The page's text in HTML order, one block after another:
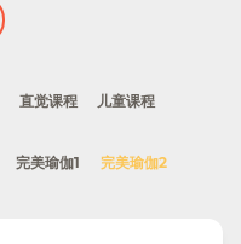
直觉课程 儿童课程
完美瑜伽1 完美瑜伽2